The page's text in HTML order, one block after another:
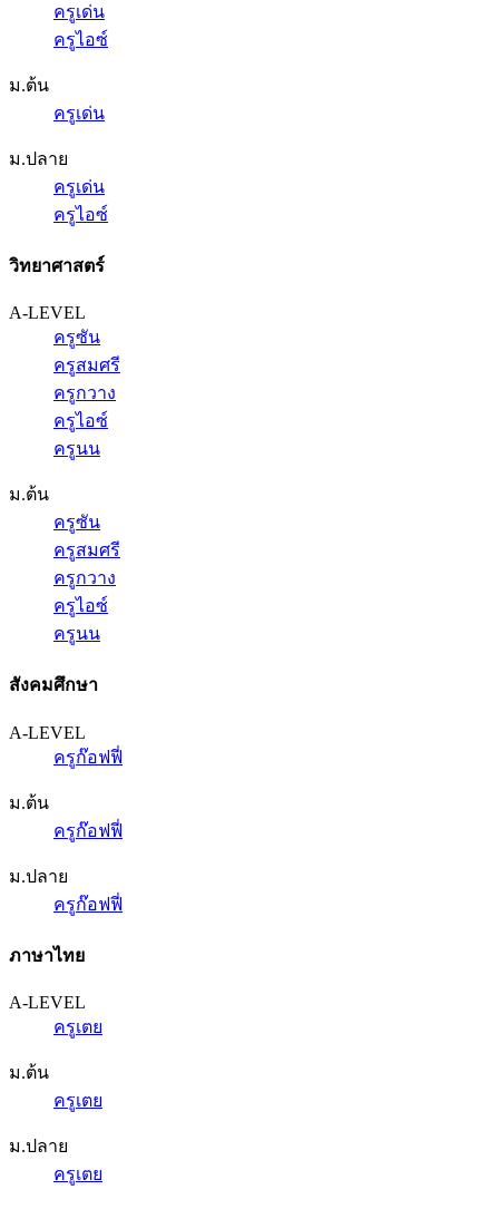
ครูเด่น
ครูไอซ์
ม.ต้น
ครูเด่น
ม.ปลาย
ครูเด่น
ครูไอซ์
วิทยาศาสตร์
A-LEVEL
ครูซัน
ครูสมศรี
ครูกวาง
ครูไอซ์
ครูนน
ม.ต้น
ครูซัน
ครูสมศรี
ครูกวาง
ครูไอซ์
ครูนน
สังคมศึกษา
A-LEVEL
ครูก๊อฟฟี่
ม.ต้น
ครูก๊อฟฟี่
ม.ปลาย
ครูก๊อฟฟี่
ภาษาไทย
A-LEVEL
ครูเตย
ม.ต้น
ครูเตย
ม.ปลาย
ครูเตย